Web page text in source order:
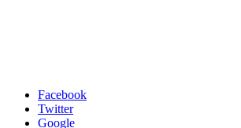
Facebook
Twitter
Google